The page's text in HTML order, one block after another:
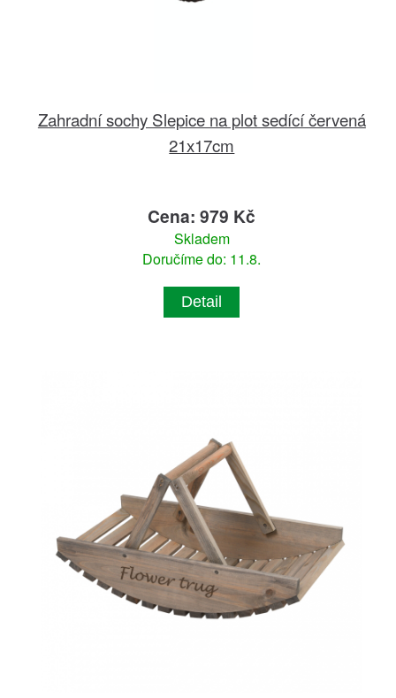
Zahradní sochy Slepice na plot sedící červená
21x17cm
Cena: 979 Kč
Skladem
Doručíme do: 11.8.
Detail